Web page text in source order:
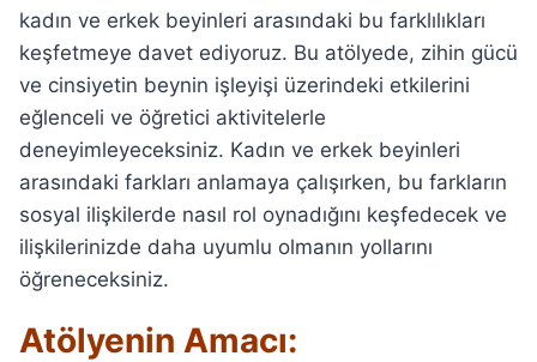
kadın ve erkek beyinleri arasındaki bu farklılıkları
keşfetmeye davet ediyoruz. Bu atölyede, zihin gücü
ve cinsiyetin beynin işleyişi üzerindeki etkilerini
eğlenceli ve öğretici aktivitelerle
deneyimleyeceksiniz. Kadın ve erkek beyinleri
arasındaki farkları anlamaya çalışırken, bu farkların
sosyal ilişkilerde nasıl rol oynadığını keşfedecek ve
ilişkilerinizde daha uyumlu olmanın yollarını
öğreneceksiniz.
Atölyenin Amacı: